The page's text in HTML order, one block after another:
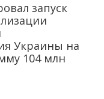
запуск
Украины на
104 млн